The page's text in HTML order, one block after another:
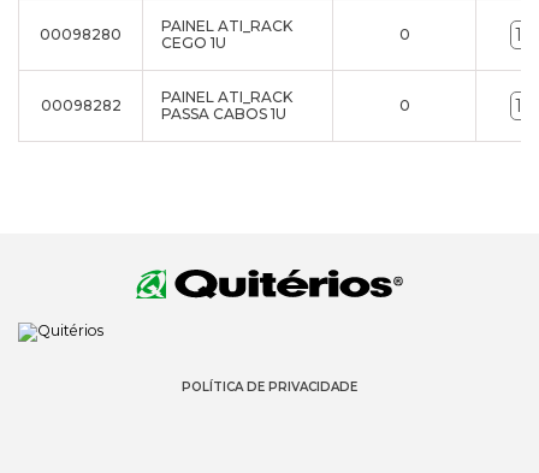
00098280
PAINEL ATI_RACK
CEGO 1U
0
00098282
PAINEL ATI_RACK
PASSA CABOS 1U
0
POLÍTICA DE PRIVACIDADE